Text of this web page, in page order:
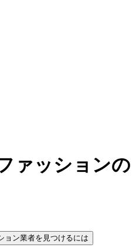
ァッションの
ョン業者を見つけるには